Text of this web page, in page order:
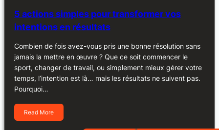
5 actions simples pour transformer vos
intentions en résultats
Combien de fois avez-vous pris une bonne résolution sans
jamais la mettre en œuvre ? Que ce soit commencer le
sport, changer de travail, ou simplement mieux gérer votre
temps, l’intention est là… mais les résultats ne suivent pas.
Pourquoi…
Read More